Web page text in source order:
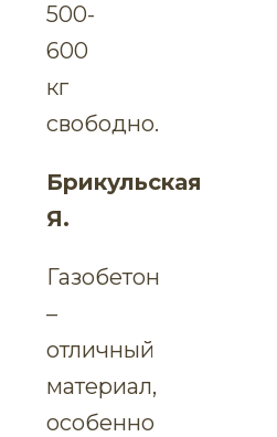
500-
600
кг
свободно.
Брикульская
Я.
Газобетон
–
отличный
материал,
особенно